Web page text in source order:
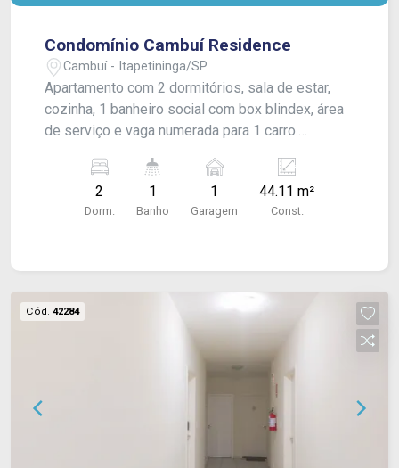
Condomínio Cambuí Residence
Cambuí - Itapetininga/SP
Apartamento com 2 dormitórios, sala de estar,
cozinha, 1 banheiro social com box blindex, área
de serviço e vaga numerada para 1 carro.
2
Dorm.
1
Banho
1
Garagem
44.11 m²
Const.
Cód. 42284